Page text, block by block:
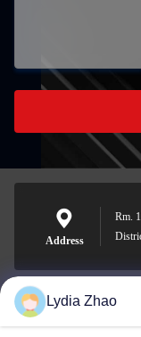
Address
Rm.
Lydia Zhao